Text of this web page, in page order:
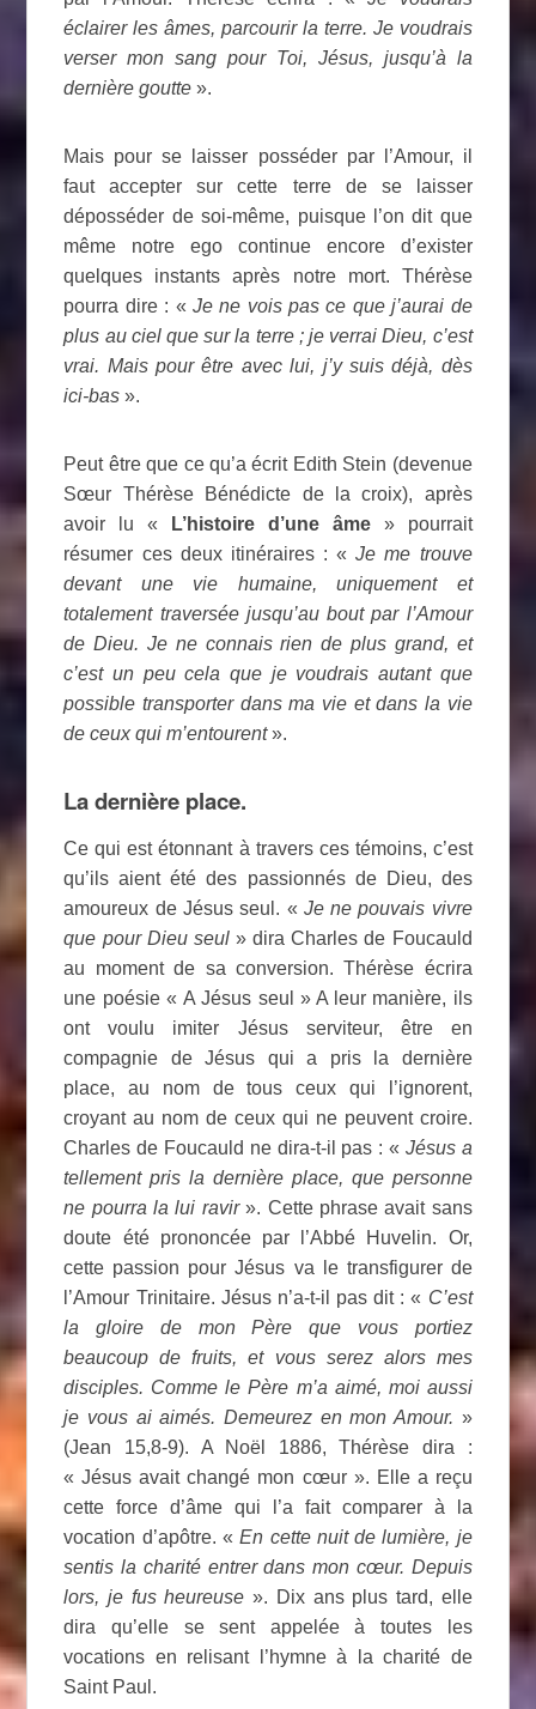
éclairer les âmes, parcourir la terre. Je voudrais
verser mon sang pour Toi, Jésus, jusqu’à la
dernière goutte ».
Mais pour se laisser posséder par l’Amour, il
faut accepter sur cette terre de se laisser
déposséder de soi-même, puisque l’on dit que
même notre ego continue encore d’exister
quelques instants après notre mort. Thérèse
pourra dire : « Je ne vois pas ce que j’aurai de
plus au ciel que sur la terre ; je verrai Dieu, c’est
vrai. Mais pour être avec lui, j’y suis déjà, dès
ici-bas ».
Peut être que ce qu’a écrit Edith Stein (devenue
Sœur Thérèse Bénédicte de la croix), après
avoir lu «
L’histoire d’une âme» pourrait
résumer ces deux itinéraires : «Je me trouve
devant une vie humaine, uniquement et
totalement traversée jusqu’au bout par l’Amour
de Dieu. Je ne connais rien de plus grand, et
c’est un peu cela que je voudrais autant que
possible transporter dans ma vie et dans la vie
de ceux qui m’entourent».
La dernière place.
Ce qui est étonnant à travers ces témoins, c’est
qu’ils aient été des passionnés de Dieu, des
amoureux de Jésus seul. « Je ne pouvais vivre
que pour Dieu seul» dira Charles de Foucauld
au moment de sa conversion. Thérèse écrira
une poésie « A Jésus seul » A leur manière, ils
ont voulu imiter Jésus serviteur, être en
compagnie de Jésus qui a pris la dernière
place, au nom de tous ceux qui l’ignorent,
croyant au nom de ceux qui ne peuvent croire.
Charles de Foucauld ne dira-t-il pas : « Jésus a
tellement pris la dernière place, que personne
ne pourra la lui ravir». Cette phrase avait sans
doute été prononcée par l’Abbé Huvelin. Or,
cette passion pour Jésus va le transfigurer de
l’Amour Trinitaire. Jésus n’a-t-il pas dit : « C’est
la gloire de mon Père que vous portiez
beaucoup de fruits, et vous serez alors mes
disciples. Comme le Père m’a aimé, moi aussi
je vous ai aimés. Demeurez en mon Amour. »
(Jean 15,8-9). A Noël 1886, Thérèse dira :
« Jésus avait changé mon cœur ». Elle a reçu
cette force d’âme qui l’a fait comparer à la
vocation d’apôtre. «En cette nuit de lumière, je
sentis la charité entrer dans mon cœur. Depuis
lors, je fus heureuse ». Dix ans plus tard, elle
dira qu’elle se sent appelée à toutes les
vocations en relisant l’hymne à la charité de
Saint Paul.